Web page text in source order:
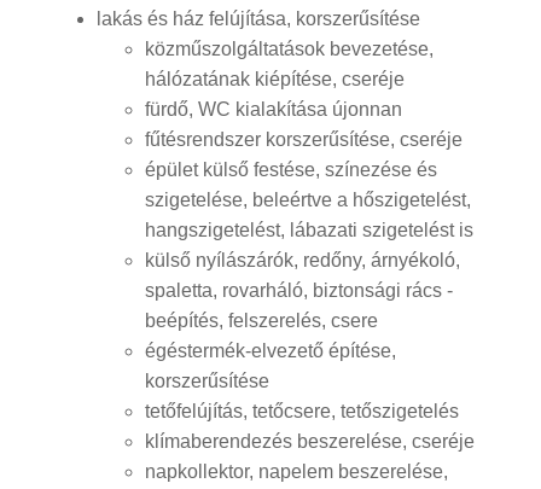
lakás és ház felújítása, korszerűsítése
közműszolgáltatások bevezetése,
hálózatának kiépítése, cseréje
fürdő, WC kialakítása újonnan
fűtésrendszer korszerűsítése, cseréje
épület külső festése, színezése és
szigetelése, beleértve a hőszigetelést,
hangszigetelést, lábazati szigetelést is
külső nyílászárók, redőny, árnyékoló,
spaletta, rovarháló, biztonsági rács -
beépítés, felszerelés, csere
égéstermék-elvezető építése,
korszerűsítése
tetőfelújítás, tetőcsere, tetőszigetelés
klímaberendezés beszerelése, cseréje
napkollektor, napelem beszerelése,